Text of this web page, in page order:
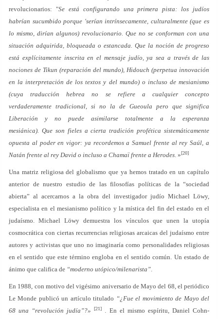
revolucionarios: "Se está configurando una primera pista: los judíos
habrían sucumbido porque 'serían intrínsecamente, culturalmente (que es
lo mismo, dirían algunos) revolucionario. Que no se conforman con una
situación adquirida, bloqueada o estancada. Que la noción de progreso
está explícitamente inscrita en el mensaje judío, ya sea a través de las
nociones de Tikun (reparación del mundo), Hidouch (perpetua innovación
en la interpretación de los textos y del mundo) o incluso de mesianismo
(cuya traducción hebrea no se refiere a cualquier concepto
verdaderamente tradicional, si no la de Gueoula pero que significa
Liberación y no puede asimilarse totalmente a la esperanza
mesiánica). Que son fieles a cierta tradición profética sistemáticamente
opuesta al poder en vigor: ya recordemos a Samuel frente al rey Saúl, a
Natán frente al rey David o incluso a Chamaï frente a Herodes. »[20]
Una matriz religiosa del globalismo que ya hemos tratado en un capítulo
anterior de nuestro estudio de las filosofías políticas de la “sociedad
abierta” al acercarnos a la obra del investigador judío Michael Löwy,
especialista en el mesianismo político y la mística del fin del estado en el
judaísmo. Michael Löwy demuestra los vínculos que unen la utopía
cosmocrática con ciertas recurrencias religiosas arcaicas del judaísmo entre
autores y activistas que uno no imaginaría como personalidades religiosas
en el sentido que este término engloba en el sentido común. Un estado de
ánimo que califica de “moderno utópico/milenarista”.
En 1988, con motivo del vigésimo aniversario de Mayo del 68, el periódico
Le Monde publicó un artículo titulado “¿Fue el movimiento de Mayo del
68 una “revolución judía”?»[21] . En el mismo espíritu, Daniel Cohn-